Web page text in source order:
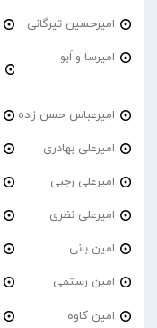
امیرحسین تیرگانی
امیرسا و اَبو
امیرعباس حسن زاده
امیرعلی بهادری
امیرعلی رجبی
امیرعلی نظری
امین بانی
امین رستمی
امین کاوه